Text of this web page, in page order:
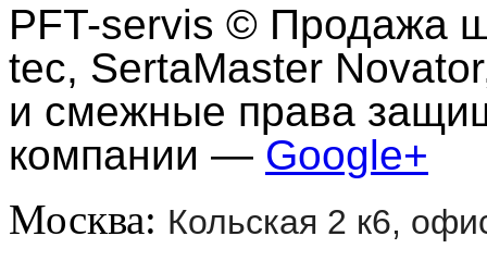
PFT-servis © Продажа
tec, SertaMaster
и смежные права
компании — Google+
Москва: Кольская 2 к6,